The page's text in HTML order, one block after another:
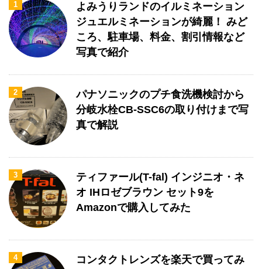
1
よみうりランドのイルミネーション
ジュエルミネーションが綺麗！ みど
ころ、駐車場、料金、割引情報など
写真で紹介
2
パナソニックのプチ食洗機検討から
分岐水栓CB-SSC6の取り付けまで写
真で解説
3
ティファール(T-fal) インジニオ・ネ
オ IHロゼブラウン セット9を
Amazonで購入してみた
4 コンタクトレンズを楽天で買ってみ